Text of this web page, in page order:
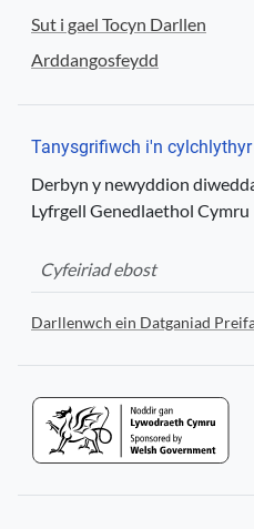
Sut i gael Tocyn Darllen
Arddangosfeydd
Tanysgrifiwch i'n cylchlythyr
Derbyn y newyddion
Lyfrgell Genedlaethol Cymru
Darllenwch ein Datganiad